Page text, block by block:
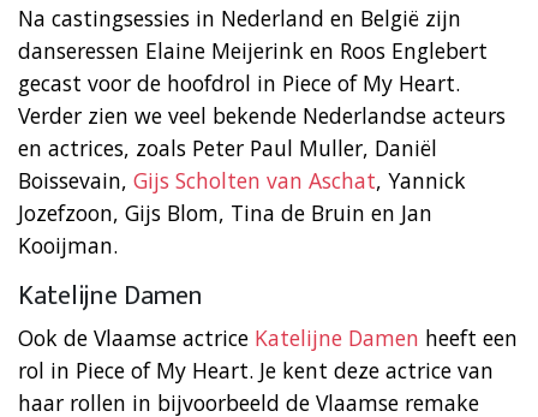
Na castingsessies in Nederland en België zijn
danseressen Elaine Meijerink en Roos Englebert
gecast voor de hoofdrol in Piece of My Heart.
Verder zien we veel bekende Nederlandse acteurs
en actrices, zoals Peter Paul Muller, Daniël
Boissevain, Gijs Scholten van Aschat, Yannick
Jozefzoon, Gijs Blom, Tina de Bruin en Jan
Kooijman.
Katelijne Damen
Ook de Vlaamse actrice Katelijne Damen heeft een
rol in Piece of My Heart. Je kent deze actrice van
haar rollen in bijvoorbeeld de Vlaamse remake